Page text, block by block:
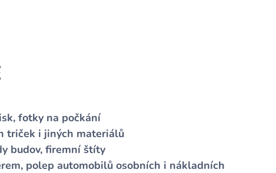
fotky na počkání
triček i jiných materiálů
budov, firemní štíty
polep automobilů osobních i nákladních